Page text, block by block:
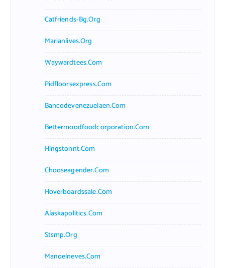
Catfriends-Bg.org
Marianlives.org
Waywardtees.com
Pidfloorsexpress.com
Bancodevenezuelaen.com
Bettermoodfoodcorporation.com
Hingstonnt.com
Chooseagender.com
Hoverboardssale.com
Alaskapolitics.com
Stsmp.org
Manoelneves.com